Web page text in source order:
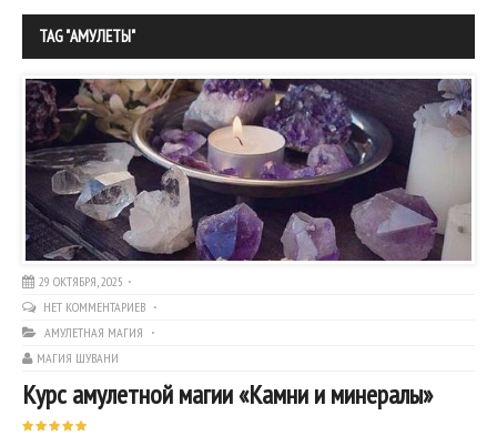
TAG "АМУЛЕТЫ"
29 ОКТЯБРЯ, 2025
НЕТ КОММЕНТАРИЕВ
АМУЛЕТНАЯ МАГИЯ
МАГИЯ ШУВАНИ
Курс амулетной магии «Камни и минералы»